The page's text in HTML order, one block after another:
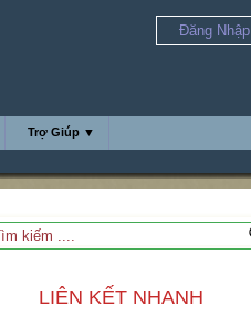
Đăng Nhập
Trợ Giúp ▼
LIÊN KẾT NHANH